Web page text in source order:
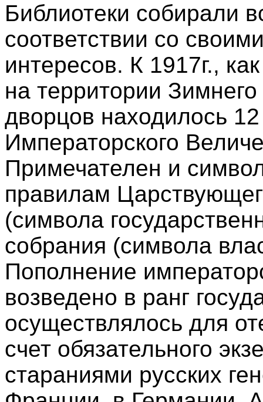
Библиотеки собирали
соответствии со
интересов. К 1917г.,
на территории
дворцов находилось
Императорского
Примечателен и
правилам
(символа
собрания (символа
Пополнение
возведено в ранг
осуществлялось для
счет обязательного
стараниями русских